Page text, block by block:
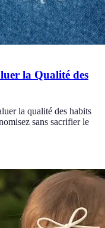
la Qualité des
la qualité des habits
sans sacrifier le